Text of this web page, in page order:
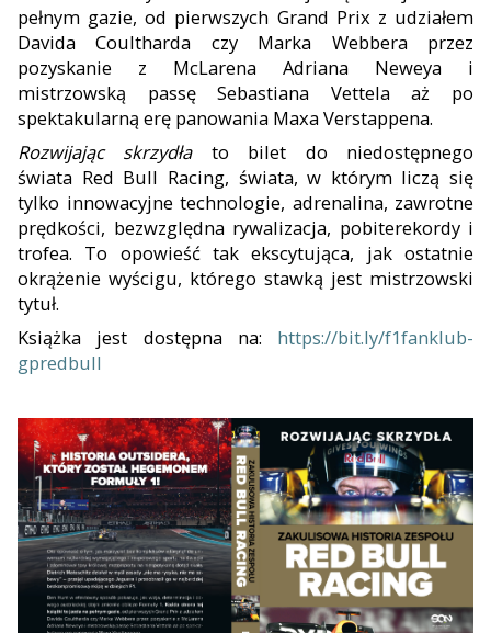
pełnym gazie, od pierwszych Grand Prix z udziałem
Davida Coultharda czy Marka Webbera przez
pozyskanie z McLarena Adriana Neweya i
mistrzowską passę Sebastiana Vettela aż po
spektakularną erę panowania Maxa Verstappena.
Rozwijając skrzydła
to bilet do niedostępnego
świata Red Bull Racing, świata, w którym liczą się
tylko innowacyjne technologie, adrenalina, zawrotne
prędkości, bezwzględnarywalizacja, pobiterekordyi
trofea. To opowieść takekscytująca, jak ostatnie
okrążenie wyścigu, którego stawką jest mistrzowski
tytuł.
Książka jest dostępna na: https://bit.ly/f1fanklub-
gpredbull